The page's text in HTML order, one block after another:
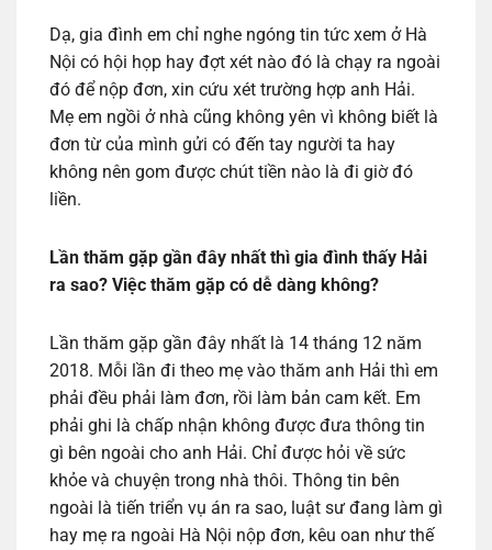
Dạ, gia đình em chỉ nghe ngóng tin tức xem ở Hà
Nội có hội họp hay đợt xét nào đó là chạy ra ngoài
đó để nộp đơn, xin cứu xét trường hợp anh Hải.
Mẹ em ngồi ở nhà cũng không yên vì không biết là
đơn từ của mình gửi có đến tay người ta hay
không nên gom được chút tiền nào là đi giờ đó
liền.
Lần thăm gặp gần đây nhất thì gia đình thấy Hải
ra sao? Việc thăm gặp có dễ dàng không?
Lần thăm gặp gần đây nhất là 14 tháng 12 năm
2018. Mỗi lần đi theo mẹ vào thăm anh Hải thì em
phải đều phải làm đơn, rồi làm bản cam kết. Em
phải ghi là chấp nhận không được đưa thông tin
gì bên ngoài cho anh Hải. Chỉ được hỏi về sức
khỏe và chuyện trong nhà thôi. Thông tin bên
ngoài là tiến triển vụ án ra sao, luật sư đang làm gì
hay mẹ ra ngoài Hà Nội nộp đơn, kêu oan như thế